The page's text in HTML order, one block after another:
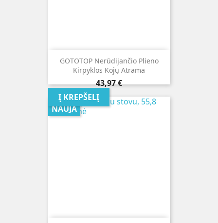
GOTOTOP Nerūdijančio Plieno
Kirpyklos Kojų Atrama
Kaina
43,97 €
Į KREPŠELĮ
NAUJA